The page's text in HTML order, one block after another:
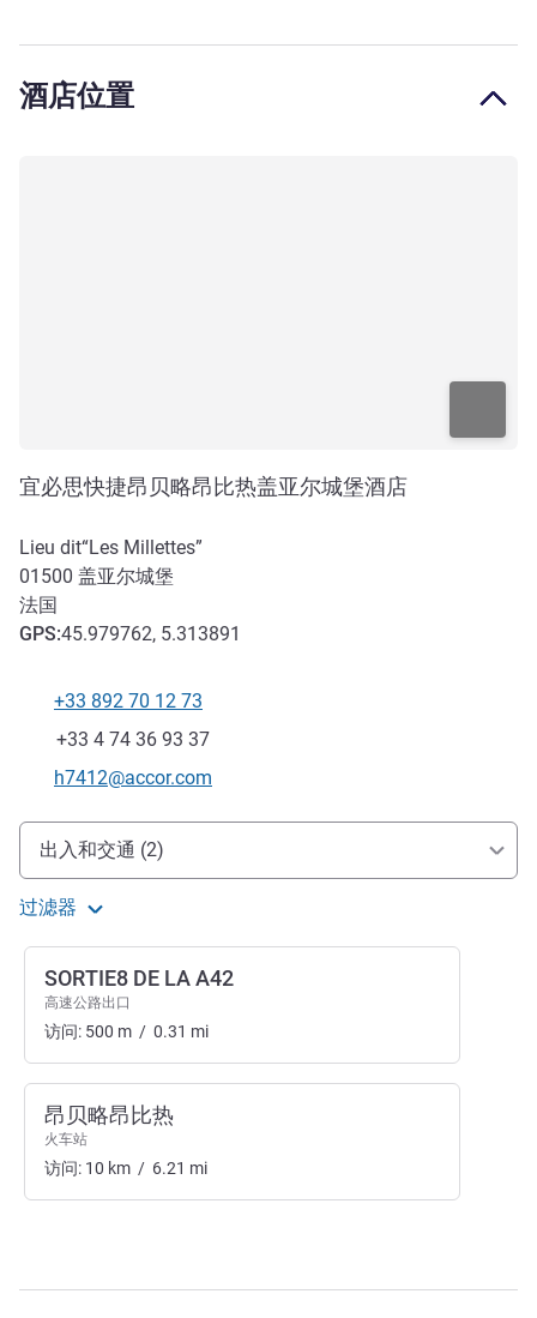
酒店位置
宜必思快捷昂贝略昂比热盖亚尔城堡酒店
Lieu dit“Les Millettes”
01500 盖亚尔城堡
法国
GPS:45.979762, 5.313891
电话
+33 892 70 12 73
传真
+33 4 74 36 93 37
联系电子邮件
h7412@accor.com
抵达和交通
出入和交通 (2)
过滤器
SORTIE8 DE LA A42
高速公路出口
访问: 500 m / 0.31 mi
昂贝略昂比热
火车站
访问: 10 km / 6.21 mi